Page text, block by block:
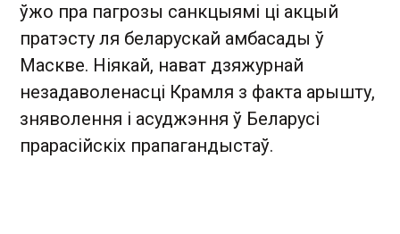
ўжо пра пагрозы санкцыямі ці акцый
пратэсту ля беларускай амбасады ў
Маскве. Ніякай, нават дзяжурнай
незадаволенасці Крамля з факта арышту,
зняволення і асуджэння ў Беларусі
прарасійскіх прапагандыстаў.